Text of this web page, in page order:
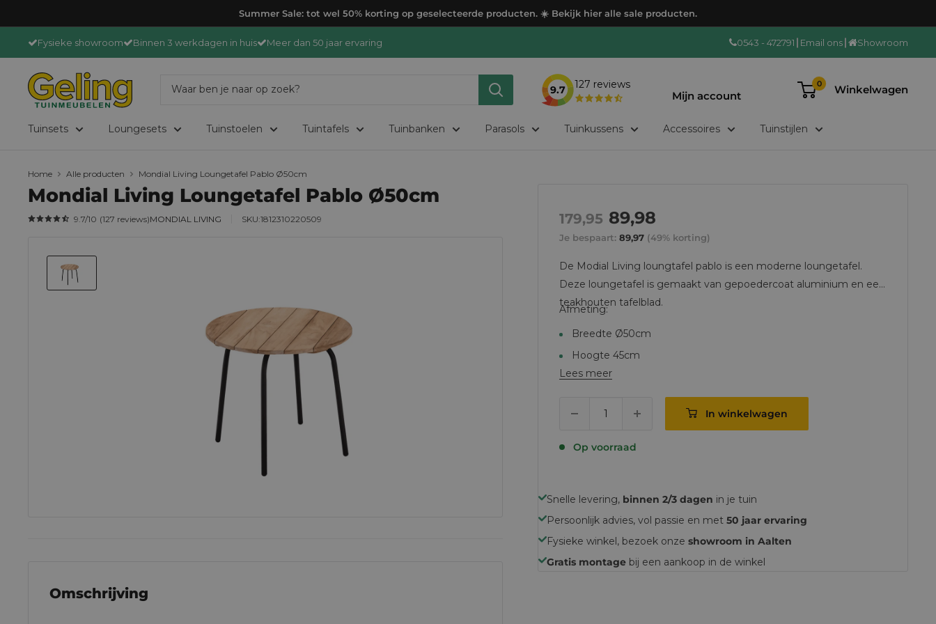
door
Summer Sale: tot wel 50% korting op geselecteerde producten. ☀️ Bekijk hier alle sale producten.
Fysieke showroom Binnen 3 werkdagen in huis Meer dan 50 jaar ervaring 0543 - 472791 Email ons Showroom
GelingTuinmeubelen
9.7 127 reviews
Mijn account
0 Winkelwagen
Tuinsets Loungesets Tuinstoelen Tuintafels Tuinbanken Parasols Tuinkussens Accessoires Tuinstijlen
Home Alle producten Mondial Living Loungetafel Pablo Ø50cm
Mondial Living Loungetafel Pablo Ø50cm
9.7/10 (127 reviews)MONDIAL LIVING SKU:1812310220509
Normale
prijs
179,95 Actie
prijs
89,98
Je bespaart: 89,97 (49% korting)
De Modial Living loungtafel pablo is een moderne loungetafel.
Deze loungetafel is gemaakt van gepoedercoat aluminium en een
teakhouten tafelblad.
Afmeting:
Breedte Ø50cm
Hoogte 45cm
Lees meer
In winkelwagen
Op voorraad
Snelle levering, binnen 2/3 dagen in je tuin
Persoonlijk advies, vol passie en met 50 jaar ervaring
Fysieke winkel, bezoek onze showroom in Aalten
Gratis montage bij een aankoop in de winkel
Omschrijving